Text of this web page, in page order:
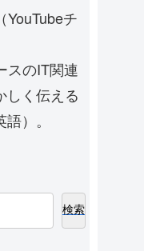
YouTubeチ
スのIT関連
しく伝える
）。
検索